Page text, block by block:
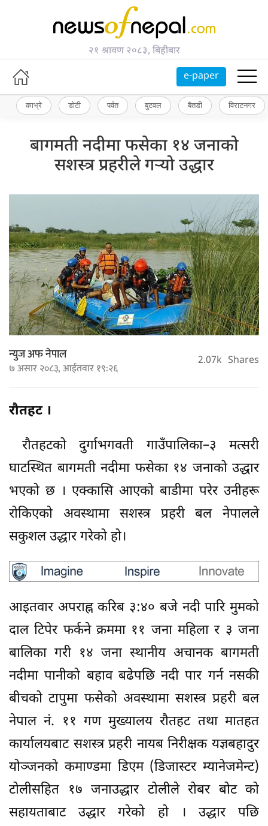
२१ श्रावण २०८३, बिहीबार
e-paper
काभ्रे डोटी पर्वत बुटवल बैतडी विराटनगर
बागमती नदीमा फसेका १४ जनाको
सशस्त्र प्रहरीले गर्‍यो उद्धार
न्युज अफ नेपाल
७ असार २०८३, आईतवार १९:२६ 2.07k Shares
रौतहट ।
रौतहटको दुर्गाभगवती गाउँपालिका–३ मत्सरी
घाटस्थित बागमती नदीमा फसेका १४ जनाको उद्धार
भएको छ । एक्कासि आएको बाडीमा परेर उनीहरू
रोकिएको अवस्थामा सशस्त्र प्रहरी बल नेपालले
सकुशल उद्धार गरेको हो।
आइतवार अपराह्न करिब ३:४० बजे नदी पारि मुमको
दाल टिपेर फर्कने क्रममा ११ जना महिला र ३ जना
बालिका गरी १४ जना स्थानीय अचानक बागमती
नदीमा पानीको बहाव बढेपछि नदी पार गर्न नसकी
बीचको टापुमा फसेको अवस्थामा सशस्त्र प्रहरी बल
नेपाल नं. ११ गण मुख्यालय रौतहट तथा मातहत
कार्यालयबाट सशस्त्र प्रहरी नायब निरीक्षक यज्ञबहादुर
योञ्जनको कमाण्डमा डिएम (डिजास्टर म्यानेजमेन्ट)
टोलीसहित १७ जनाउद्धार टोलीले रोबर बोट को
सहायताबाट उद्धार गरेको हो । उद्धार पछि